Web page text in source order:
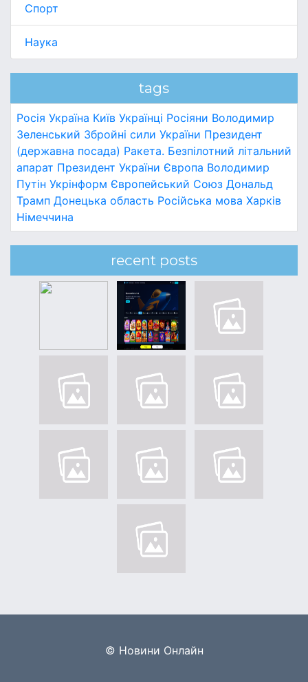
Спорт
Наука
tags
Росія Україна Київ Українці Росіяни Володимир
Зеленський Збройні сили України Президент
(державна посада) Ракета. Безпілотний літальний
апарат Президент України Європа Володимир
Путін Укрінформ Європейський Союз Дональд
Трамп Донецька область Російська мова Харків
Німеччина
recent posts
© Новини Онлайн